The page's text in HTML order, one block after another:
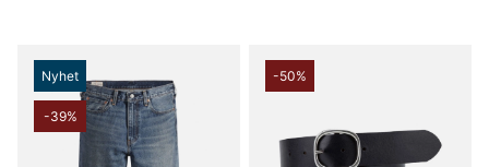
Nyhet
-39%
-50%